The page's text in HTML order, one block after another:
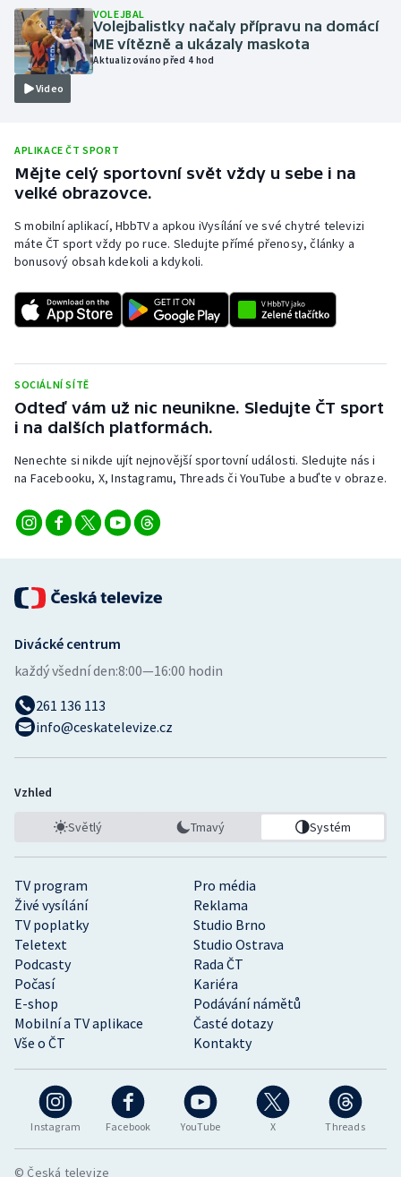
Parasport
Plavání
Ragby
Rychlobruslení
Rychlostní kanoistika
Short track
Stolní tenis
Triatlon
Veslování
Vodní slalom
Volejbal
Ostatní
Video
VOLEJBAL
Volejbalistky načaly přípravu na domácí
ME vítězně a ukázaly maskota
Aktualizováno před 4 hod
APLIKACE ČT SPORT
Mějte celý sportovní svět vždy u sebe i na
velké obrazovce.
S mobilní aplikací, HbbTV a apkou iVysílání ve své chytré televizi
máte ČT sport vždy po ruce. Sledujte přímé přenosy, články a
bonusový obsah kdekoli a kdykoli.
SOCIÁLNÍ SÍTĚ
Odteď vám už nic neunikne. Sledujte ČT sport
i na dalších platformách.
Nenechte si nikde ujít nejnovější sportovní události. Sledujte nás i
na Facebooku, X, Instagramu, Threads či YouTube a buďte v obraze.
Instagram Facebook YouTube X Threads
TV program
Pro média
Živé vysílání
Reklama
TV poplatky
Studio Brno
Teletext
Studio Ostrava
Podcasty
Rada ČT
Počasí
Kariéra
E-shop
Podávání námětů
Mobilní a TV aplikace
Časté dotazy
Vše o ČT
Kontakty
Divácké centrum
každý všední den:8:00—16:00 hodin
261 136 113
info@ceskatelevize.cz
Vzhled
Světlý Tmavý Systém
© Česká televize